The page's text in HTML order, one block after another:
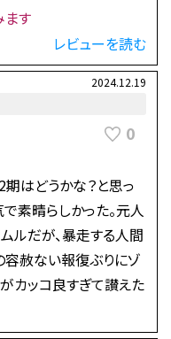
ます
レビューを読む
2024.12.19
0
はどうかな？と思っ
素晴らしかった。元人
ルだが、暴走する人間
容赦ない報復ぶりにゾ
カッコ良すぎて讃えた